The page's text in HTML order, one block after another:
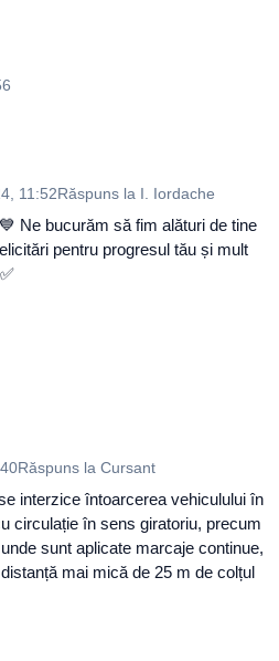
11:52Răspuns la I. Iordache
Ne bucurăm să fim alături de tine
pentru progresul tău și mult
Răspuns la Cursant
interzice întoarcerea vehiculului în
circulație în sens giratoriu, precum
sunt aplicate marcaje continue,
mai mică de 25 m de colțul